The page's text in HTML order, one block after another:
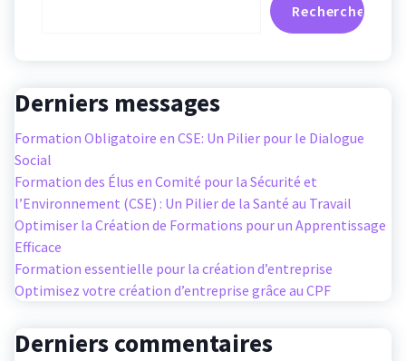
Rechercher
Derniers messages
Formation Obligatoire en CSE: Un Pilier pour le Dialogue
Social
Formation des Élus en Comité pour la Sécurité et
l’Environnement (CSE) : Un Pilier de la Santé au Travail
Optimiser la Création de Formations pour un Apprentissage
Efficace
Formation essentielle pour la création d’entreprise
Optimisez votre création d’entreprise grâce au CPF
Derniers commentaires